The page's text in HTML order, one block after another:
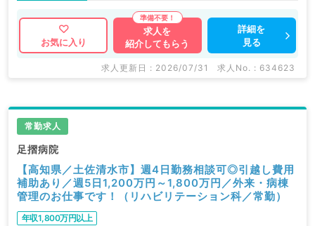
お気に入り
求人を
紹介してもらう
詳細を
見る
求人更新日 : 2026/07/31 求人No. : 634623
常勤求人
足摺病院
【高知県／土佐清水市】週4日勤務相談可◎引越し費用
補助あり／週5日1,200万円～1,800万円／外来・病棟
管理のお仕事です！（リハビリテーション科／常勤）
年収1,800万円以上